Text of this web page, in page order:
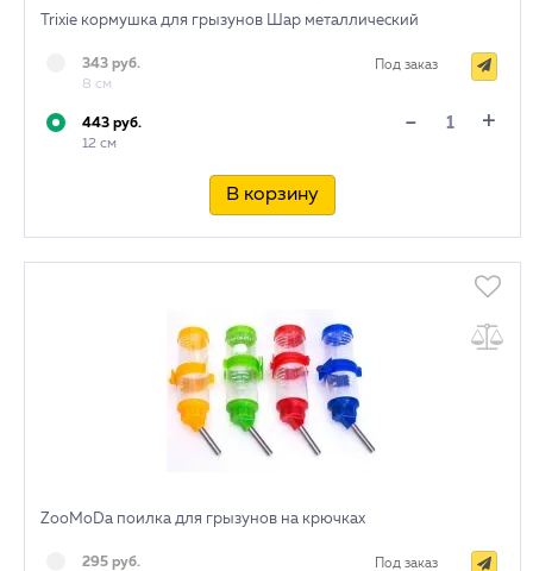
Trixie кормушка для грызунов Шар металлический
343 руб.
8 см
Под заказ
443 руб.
12 см
- +
В корзину
ZooMoDa поилка для грызунов на крючках
295 руб.
Под заказ